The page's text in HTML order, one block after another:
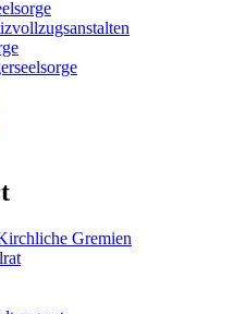
Gremien